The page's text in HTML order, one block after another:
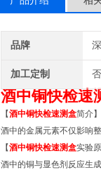
品牌
加工定制 否
酒中铜快检速
【酒中铜快检速测盒简介
酒中的金属元素不仅影响
【酒中铜快检速测盒实验
酒中的铜与显色剂反应生